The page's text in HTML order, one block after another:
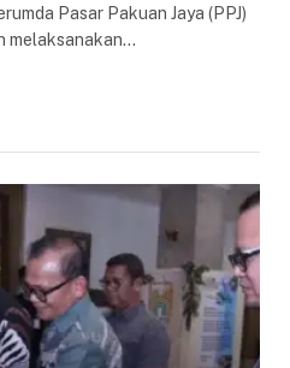
Pasar Pakuan Jaya (PPJ)
melaksanakan…